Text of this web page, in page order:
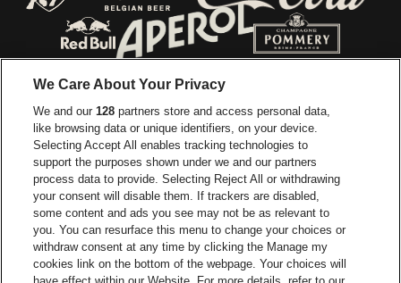
Ga naar de website van JupilerGa naar de
Ga naar de website van Red BullGa naar de
Ga naar de website van Het logo van
Ga naar de
Ga naar de website van Croky
Ga naar de website van
Ga naar de website van Le Soir
Ga naar de
Ga naar de website van
Vorst Nationaal is een deel van be•at
We Care About Your Privacy
We and our128 partners store and access personal data,
like browsing data or unique identifiers, on your device.
Selecting Accept All enables tracking technologies to
support the purposes shown under we and our partners
process data to provide. Selecting Reject All or withdrawing
your consent will disable them. If trackers are disabled,
some content and ads you see may not be as relevant to
you. You can resurface this menu to change your choices or
withdraw consent at any time by clicking the Manage my
cookies link on the bottom of the webpage. Your choices will